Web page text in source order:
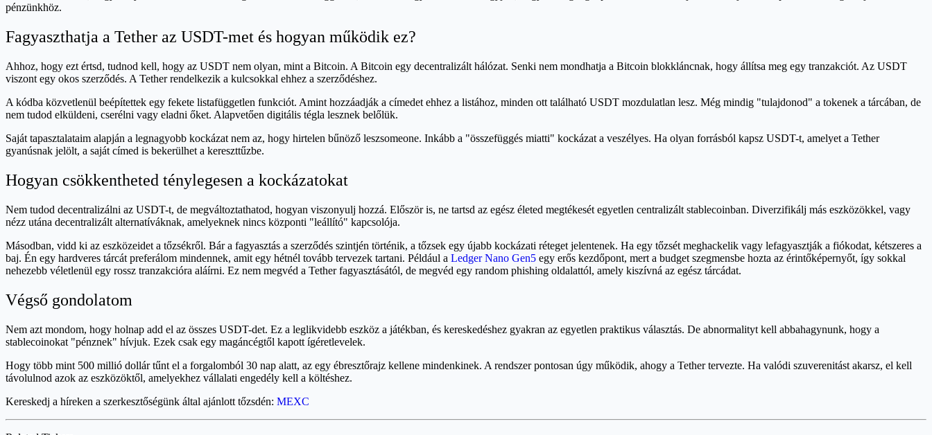
pénzünkhöz.
Fagyaszthatja a Tether az USDT-met és hogyan működik ez?
Ahhoz, hogy ezt értsd, tudnod kell, hogy az USDT nem olyan, mint a Bitcoin. A Bitcoin egy decentralizált hálózat. Senki nem mondhatja a Bitcoin blokkláncnak, hogy állítsa meg egy tranzakciót. Az USDT
viszont egy okos szerződés. A Tether rendelkezik a kulcsokkal ehhez a szerződéshez.
A kódba közvetlenül beépítettek egy fekete listafüggetlen funkciót. Amint hozzáadják a címedet ehhez a listához, minden ott található USDT mozdulatlan lesz. Még mindig "tulajdonod" a tokenek a tárcában, de
nem tudod elküldeni, cserélni vagy eladni őket. Alapvetően digitális tégla lesznek belőlük.
Saját tapasztalataim alapján a legnagyobb kockázat nem az, hogy hirtelen bűnöző leszsomeone. Inkább a "összefüggés miatti" kockázat a veszélyes. Ha olyan forrásból kapsz USDT-t, amelyet a Tether
gyanúsnak jelölt, a saját címed is bekerülhet a kereszttűzbe.
Hogyan csökkentheted ténylegesen a kockázatokat
Nem tudod decentralizálni az USDT-t, de megváltoztathatod, hogyan viszonyulj hozzá. Először is, ne tartsd az egész életed megtékesét egyetlen centralizált stablecoinban. Diverzifikálj más eszközökkel, vagy
nézz utána decentralizált alternatíváknak, amelyeknek nincs központi "leállító" kapcsolója.
Másodban, vidd ki az eszközeidet a tőzsékről. Bár a fagyasztás a szerződés szintjén történik, a tőzsek egy újabb kockázati réteget jelentenek. Ha egy tőzsét meghackelik vagy lefagyasztják a fiókodat, kétszeres a
baj. Én egy hardveres tárcát preferálom mindennek, amit egy hétnél tovább tervezek tartani. Például a Ledger Nano Gen5 egy erős kezdőpont, mert a budget szegmensbe hozta az érintőképernyőt, így sokkal
nehezebb véletlenül egy rossz tranzakcióra aláírni. Ez nem megvéd a Tether fagyasztásától, de megvéd egy random phishing oldalattól, amely kiszívná az egész tárcádat.
Végső gondolatom
Nem azt mondom, hogy holnap add el az összes USDT-det. Ez a leglikvidebb eszköz a játékban, és kereskedéshez gyakran az egyetlen praktikus választás. De abnormalityt kell abbahagynunk, hogy a
stablecoinokat "pénznek" hívjuk. Ezek csak egy magáncégtől kapott ígéretlevelek.
Hogy több mint 500 millió dollár tűnt el a forgalomból 30 nap alatt, az egy ébresztőrajz kellene mindenkinek. A rendszer pontosan úgy működik, ahogy a Tether tervezte. Ha valódi szuverenitást akarsz, el kell
távolulnod azok az eszközöktől, amelyekhez vállalati engedély kell a költéshez.
Kereskedj a híreken a szerkesztőségünk által ajánlott tőzsdén: MEXC